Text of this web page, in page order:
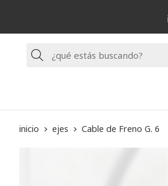
Buscar
inicio ejes Cable de Freno G. 6